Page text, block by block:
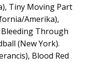
Tiny Moving Part
Amerika),
Through
(New York).
Blood Red